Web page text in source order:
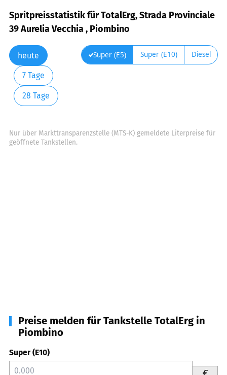
Spritpreisstatistik für TotalErg, Strada Provinciale
39 Aurelia Vecchia , Piombino
heute
7 Tage
28 Tage
Super (E5) Super (E10) Diesel
Nur über Markttransparenzstelle (MTS-K) gemeldete Literpreise für
geöffnete Tankstellen.
Preise melden für Tankstelle TotalErg in
Piombino
Super (E10)